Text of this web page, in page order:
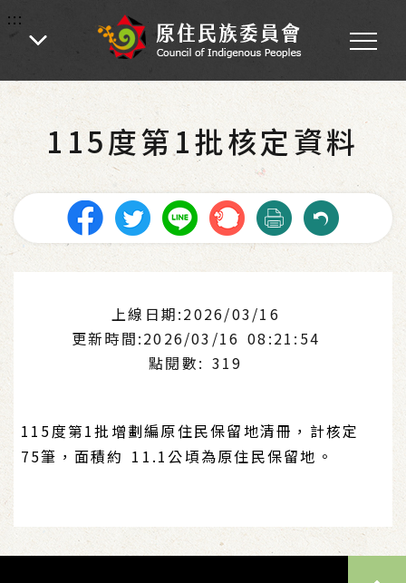
:::
:::
首頁 業務專區 - 各處業務 - 土地管理
-
補辦增劃編原住民保留地實施計畫
115度第1批核定資料
上線日期:2026/03/16
更新時間:2026/03/16 08:21:54
點閱數: 319
115度第1批增劃編原住民保留地清冊，計核定
75筆，面積約 11.1公頃為原住民保留地。